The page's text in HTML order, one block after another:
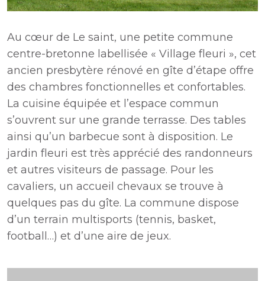
Au cœur de Le saint, une petite commune
centre-bretonne labellisée « Village fleuri », cet
ancien presbytère rénové en gîte d’étape offre
des chambres fonctionnelles et confortables.
La cuisine équipée et l’espace commun
s’ouvrent sur une grande terrasse. Des tables
ainsi qu’un barbecue sont à disposition. Le
jardin fleuri est très apprécié des randonneurs
et autres visiteurs de passage. Pour les
cavaliers, un accueil chevaux se trouve à
quelques pas du gîte. La commune dispose
d’un terrain multisports (tennis, basket,
football…) et d’une aire de jeux.